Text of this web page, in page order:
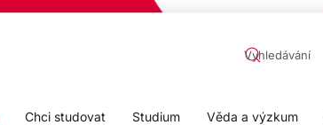
Chci studovat Studium Věda a výzkum